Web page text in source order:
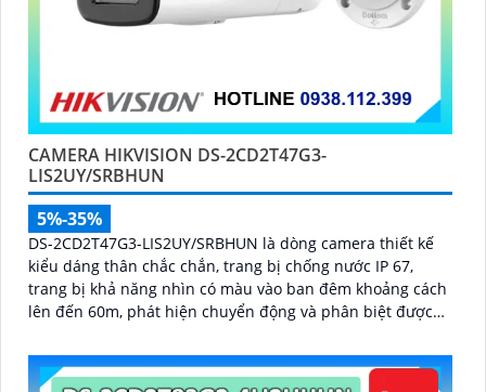
CAMERA HIKVISION DS-2CD2T47G3-
LIS2UY/SRBHUN
5%-35%
DS-2CD2T47G3-LIS2UY/SRBHUN là dòng camera thiết kế
kiểu dáng thân chắc chắn, trang bị chống nước IP 67,
trang bị khả năng nhìn có màu vào ban đêm khoảng cách
lên đến 60m, phát hiện chuyển động và phân biệt được